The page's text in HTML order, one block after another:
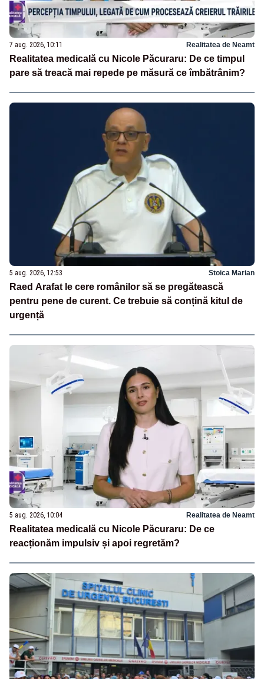
7 aug. 2026, 10:11 Realitatea de Neamt
Realitatea medicală cu Nicole Păcuraru: De ce timpul
pare să treacă mai repede pe măsură ce îmbătrânim?
5 aug. 2026, 12:53 Stoica Marian
Raed Arafat le cere românilor să se pregătească
pentru pene de curent. Ce trebuie să conțină kitul de
urgență
5 aug. 2026, 10:04 Realitatea de Neamt
Realitatea medicală cu Nicole Păcuraru: De ce
reacționăm impulsiv și apoi regretăm?